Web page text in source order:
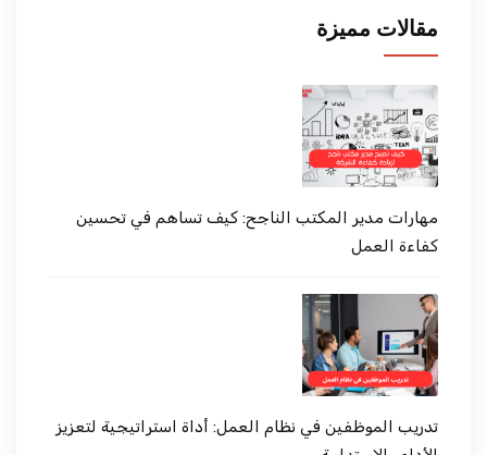
مقالات مميزة
مهارات مدير المكتب الناجح: كيف تساهم في تحسين
كفاءة العمل
تدريب الموظفين في نظام العمل: أداة استراتيجية لتعزيز